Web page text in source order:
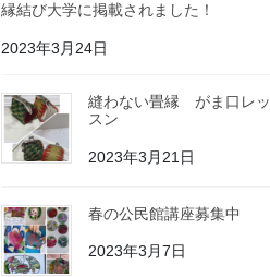
縁結び大学に掲載されました！
2023年3月24日
縫わない畳縁 がま口レッ
スン
2023年3月21日
春の公民館講座募集中
2023年3月7日